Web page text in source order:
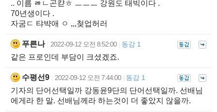
.. 이름 ㅀㄴ곤캳ㅎ ㅡㅡㅡ 강원도 태빅이다 .
70년생이다 .
자굼ㄷ 탸뱍애 ㅇ ,,,첮업허러
푸른나 2022-09-12 오전 8:52:00 동감 1
같은 프로인데 부담이 크셨겠죠.
수평선9 2022-09-12 오전 7:44:00 동감 1
기자의 단어선택일까 강동윤9단의 단어선택일까. 선배님
에게라 한 말. 선배님께라 하는것이 더 좋았지 않을까.